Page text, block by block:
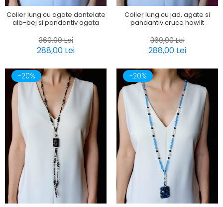
Colier lung cu agate dantelate
alb-bej si pandantiv agata
360,00 Lei
288,00 Lei
Colier lung cu jad, agate si
pandantiv cruce howlit
360,00 Lei
288,00 Lei
-20% -20%